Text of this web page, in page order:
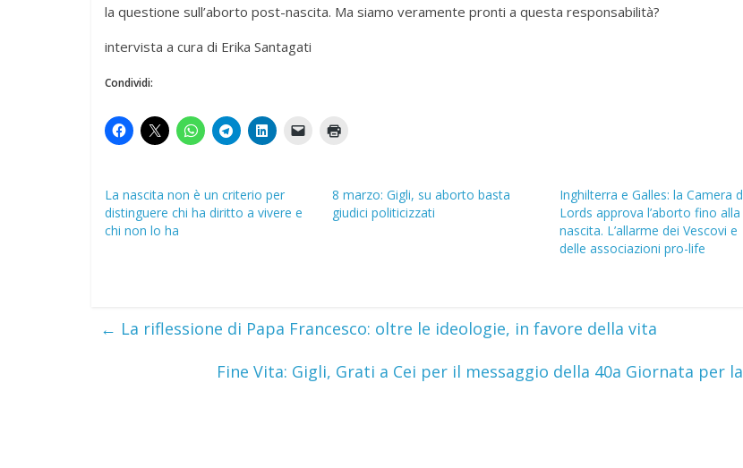
la questione sull’aborto post-nascita. Ma siamo veramente pronti a questa responsabilità?
intervista a cura di Erika Santagati
Condividi:
La nascita non è un criterio per
distinguere chi ha diritto a vivere e
chi non lo ha
8 marzo: Gigli, su aborto basta
giudici politicizzati
Inghilterra e Galles: la Camera
Lords approva l’aborto fino alla
nascita. L’allarme dei Vescovi e
delle associazioni pro-life
← La riflessione di Papa Francesco: oltre le ideologie, in favore della vita
Fine Vita: Gigli, Grati a Cei per il messaggio della 40a Giornata per